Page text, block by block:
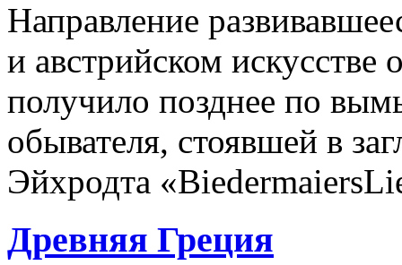
Направление
и австрийском
получило позднее по
обывателя, стоявшей в
Эйхродта
Древняя Греция